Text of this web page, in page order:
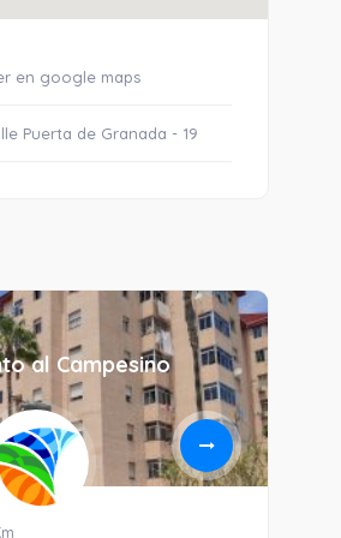
en google maps
Puerta de Granada - 19
al Campesino